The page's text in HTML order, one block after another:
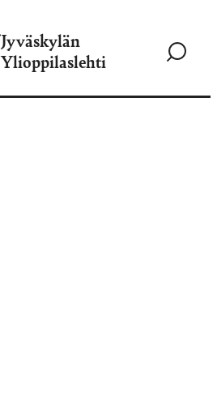
Jyväskylän
Ylioppilaslehti
Siirry